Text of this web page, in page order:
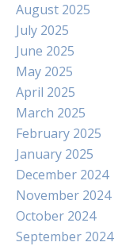
August 2025
July 2025
June 2025
May 2025
April 2025
March 2025
February 2025
January 2025
December 2024
November 2024
October 2024
September 2024